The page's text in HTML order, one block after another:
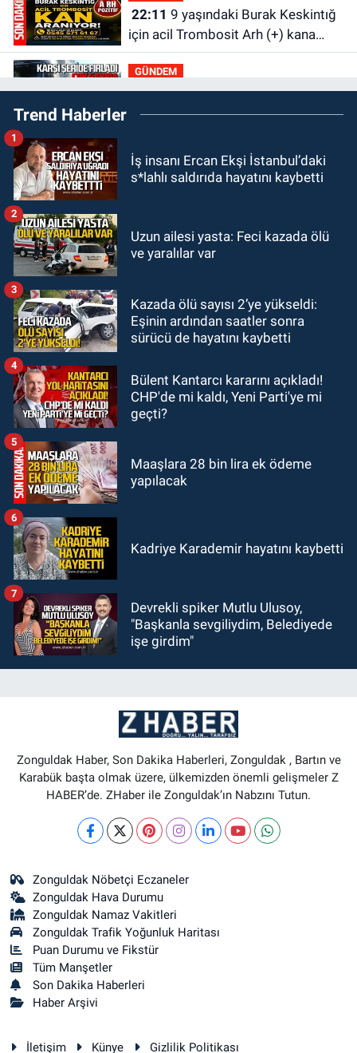
22:11
için acil Trombosit Arh (+) kana
ihtiyaç var
GÜNDEM
21:50Yoldan çıktı karşı şeride
fırladı: Çok sayıda yaralı var
21:38
21:12Yönetim kulübü önce borç
GÜNDEM
20:56
adam hayatını kaybetti
Trend Haberler
İş insanı Ercan Ekşi İstanbul’daki
s*lahlı saldırıda hayatını kaybetti
1
Uzun ailesi yasta: Feci kazada ölü
ve yaralılar var
2
Kazada ölü sayısı 2’ye yükseldi:
Eşinin ardından saatler sonra
sürücü de hayatını kaybetti
3
Bülent Kantarcı kararını açıkladı!
CHP'de mi kaldı, Yeni Parti'ye mi
geçti?
4
Maaşlara 28 bin lira ek ödeme
yapılacak
5
Kadriye Karademir hayatını kaybetti
6
Devrekli spiker Mutlu Ulusoy,
"Başkanla sevgiliydim, Belediyede
işe girdim"
7
Zonguldak Haber, Son Dakika Haberleri, Zonguldak , Bartın ve
Karabük başta olmak üzere, ülkemizden önemli gelişmeler Z
HABER’de. ZHaber ile Zonguldak’ın Nabzını Tutun.
Zonguldak Nöbetçi Eczaneler
Zonguldak Hava Durumu
Zonguldak Namaz Vakitleri
Zonguldak Trafik Yoğunluk Haritası
Puan Durumu ve Fikstür
Tüm Manşetler
Son Dakika Haberleri
Haber Arşivi
İletişim Künye Gizlilik Politikası